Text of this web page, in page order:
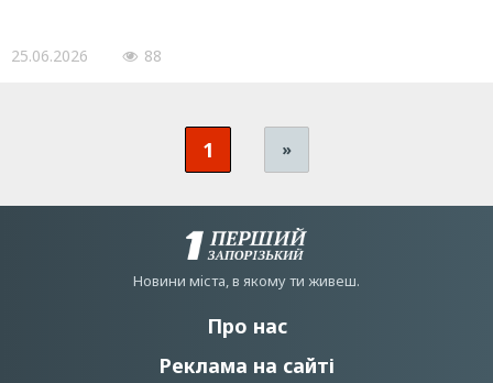
25.06.2026 88
1 »
Новини мiста, в якому ти живеш.
Про нас
Реклама на сайті